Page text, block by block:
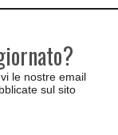
le nostre email
sul sito